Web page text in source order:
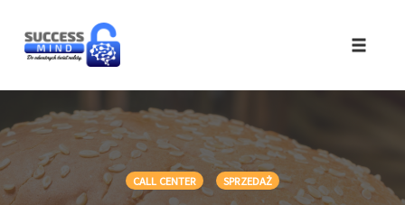
content
CALL CENTER SPRZEDAŻ